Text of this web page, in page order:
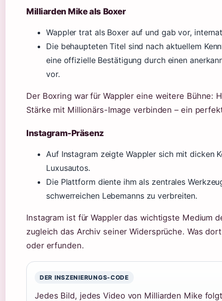
Milliarden Mike als Boxer
Wappler trat als Boxer auf und gab vor,
Die behaupteten Titel sind nach aktuellem
eine offizielle Bestätigung durch einen
vor.
Der Boxring war für Wappler eine weitere Bühne:
Stärke mit Millionärs-Image verbinden – ein
Instagram-Präsenz
Auf Instagram zeigte Wappler sich mit dicken
Luxusautos.
Die Plattform diente ihm als zentrales
schwerreichen Lebemanns zu verbreiten.
Instagram ist für Wappler das wichtigste Medium
zugleich das Archiv seiner Widersprüche. Was
oder erfunden.
DER INSZENIERUNGS-CODE
Jedes Bild, jedes Video von Milliarden Mike